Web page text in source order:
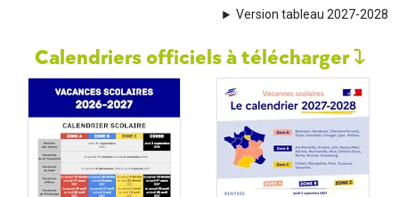
Version tableau 2027-2028
Calendriers officiels à télécharger